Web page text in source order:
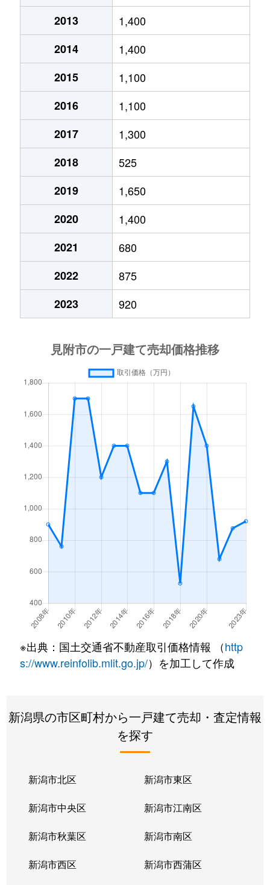
390万円 見附
1,700万円 見附
南本町
600万円 見附
南本町
見附
100万円 見附
2,100万円
柳橋町
1,700万円 見附
2013
1,400
2014
1,400
2015
1,100
2016
1,100
2017
1,300
2018
525
2019
1,650
2020
1,400
2021
680
2022
875
2023
920
※出典：国土交通省不動産取引価格情報 （http
s://www.reinfolib.mlit.go.jp/）を加工して作成
新潟県の市区町村から一戸建て売却・査定情報
を探す
新潟市北区 新潟市東区
新潟市中央区 新潟市江南区
新潟市秋葉区 新潟市南区
新潟市西区 新潟市西蒲区